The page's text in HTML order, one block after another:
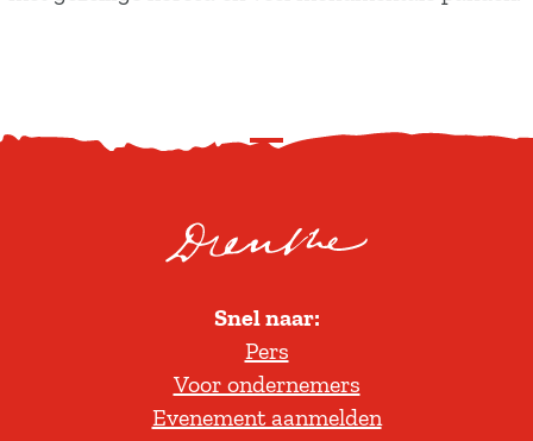
S
o
l
t
e
r
Snel naar:
Pers
Voor ondernemers
Evenement aanmelden